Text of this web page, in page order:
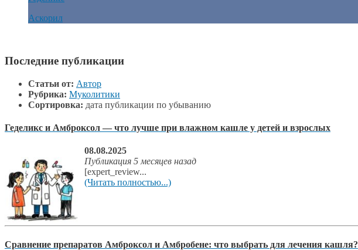
Аскорил
Последние публикации
Статьи от: Автор
Рубрика: Муколитики
Сортировка: дата публикации по убыванию
Геделикс и Амброксол — что лучше при влажном кашле у детей и взрослых
08.08.2025
Публикация 5 месяцев назад
[expert_review...
(Читать полностью...)
Сравнение препаратов Амброксол и Амбробене: что выбрать для лечения кашля?